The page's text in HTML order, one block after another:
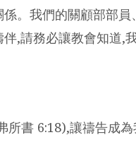
。我們的關顧部部
,請務必讓教會知道,
所書 6:18),讓禱告成